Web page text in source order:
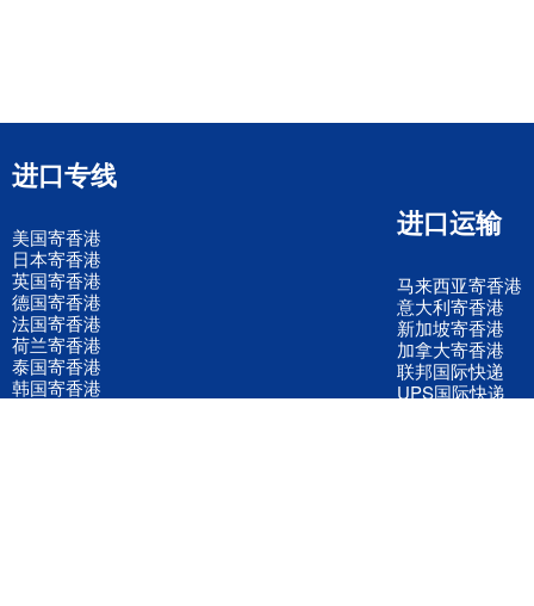
进口专线
美国寄香港
日本寄香港
英国寄香港
德国寄香港
法国寄香港
荷兰寄香港
泰国寄香港
韩国寄香港
进口运输
马来西亚寄香港
意大利寄香港
新加坡寄香港
加拿大寄香港
联邦国际快递
UPS国际快递